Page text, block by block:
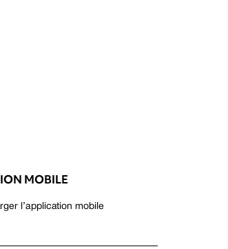
MOBILE
l’application mobile